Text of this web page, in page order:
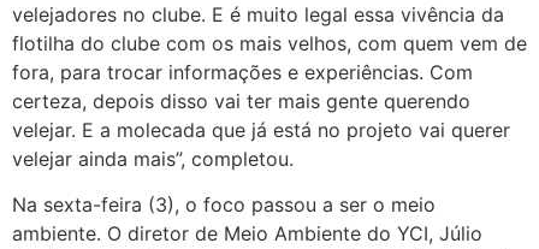
velejadores no clube. E é muito legal essa vivência da
flotilha do clube com os mais velhos, com quem vem de
fora, para trocar informações e experiências. Com
certeza, depois disso vai ter mais gente querendo
velejar. E a molecada que já está no projeto vai querer
velejar ainda mais”, completou.
Na sexta-feira (3), o foco passou a ser o meio
ambiente. O diretor de Meio Ambiente do YCI, Júlio